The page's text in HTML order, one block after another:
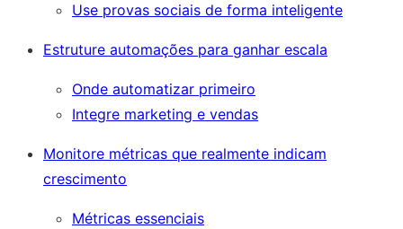
Use provas sociais de forma inteligente
Estruture automações para ganhar escala
Onde automatizar primeiro
Integre marketing e vendas
Monitore métricas que realmente indicam
crescimento
Métricas essenciais